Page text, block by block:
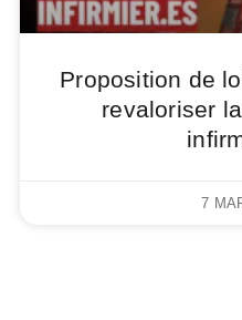
Proposition de
revaloriser
7